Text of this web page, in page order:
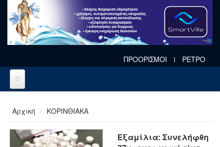
ΠΡΟΟΡΙΣΜΟΙ ΡΕΤΡΟ
Αρχική ΚΟΡΙΝΘΙΑΚΑ
Εξαμίλια: Συνελήφθη